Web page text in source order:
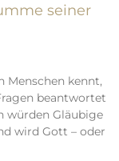
seiner
Menschen kennt,
beantwortet
würden Gläubige
wird Gott – oder